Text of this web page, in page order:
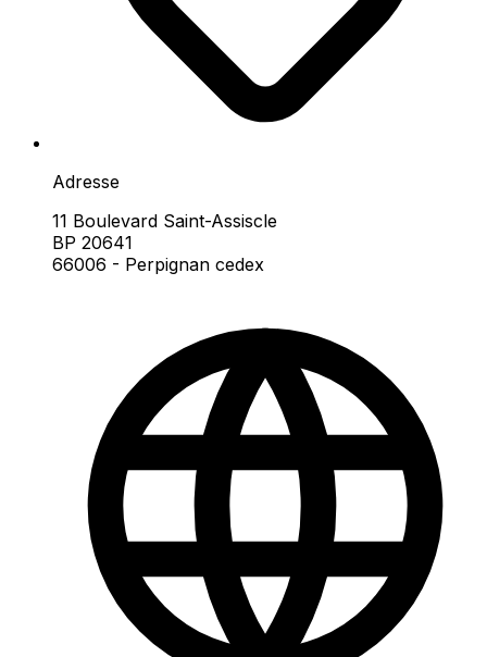
Adresse
11 Boulevard Saint-Assiscle
BP 20641
66006 - Perpignan cedex